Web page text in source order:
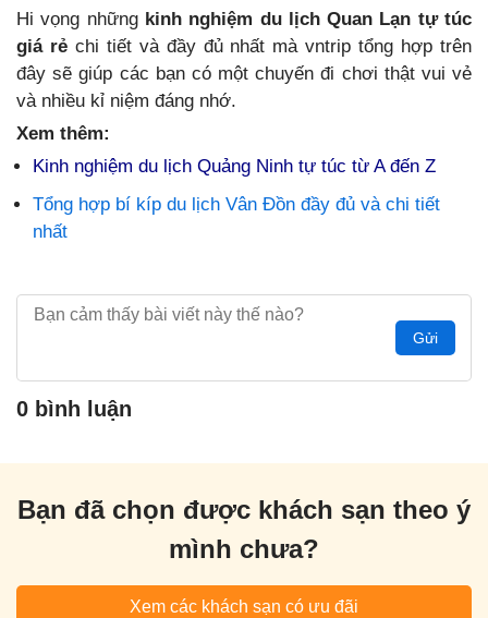
Hi vọng những kinh nghiệm du lịch Quan Lạn tự túc
giá rẻchi tiết và đầy đủ nhất mà vntrip tổng hợp trên
đây sẽ giúp các bạn có một chuyến đi chơi thật vui vẻ
và nhiều kỉ niệm đáng nhớ.
Xem thêm:
Kinh nghiệm du lịch Quảng Ninh tự túc từ A đến Z
Tổng hợp bí kíp du lịch Vân Đồn đầy đủ và chi tiết
nhất
Gửi
0 bình luận
Bạn đã chọn được khách sạn theo ý
mình chưa?
Xem các khách sạn có ưu đãi